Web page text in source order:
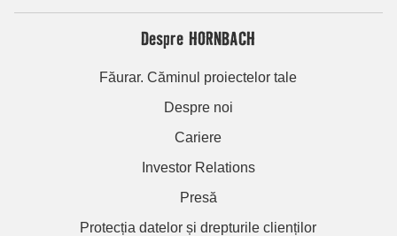
Despre HORNBACH
Făurar. Căminul proiectelor tale
Despre noi
Cariere
Investor Relations
Presă
Protecția datelor și drepturile clienților